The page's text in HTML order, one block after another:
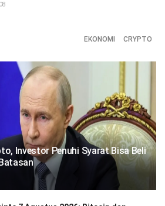
EKONOMI CRYPTO
Investor Penuhi Syarat Bisa Beli